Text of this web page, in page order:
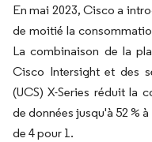
En mai 2023, Cisco a
de moitié la
La combinaison de la
Cisco Intersight et des
(UCS) X-Series réduit la
de données jusqu'à 52 %
de 4 pour 1.